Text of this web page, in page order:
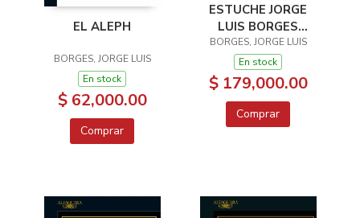
EL ALEPH
BORGES, JORGE LUIS
En stock
$ 62,000.00
Comprar
ESTUCHE JORGE
LUIS BORGES
ESENCIAL
BORGES, JORGE LUIS
En stock
$ 179,000.00
Comprar